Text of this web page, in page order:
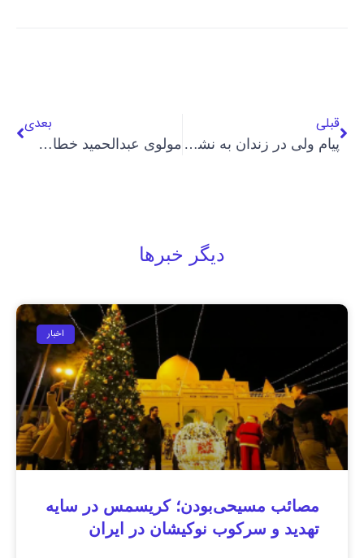
قبلی
پیام ولی در زندان به نشر اکاذیب در فضای مجازی متهم شد
بعدی
مولوی عبدالحمید خطاب به حکومت: به جای مذهب، برای مردم هزینه کنید
دیگر خبرها
اخبار
مصائب مسیحی‌بودن؛ کریسمس در سایه
تهدید و سرکوب نوکیشان در ایران